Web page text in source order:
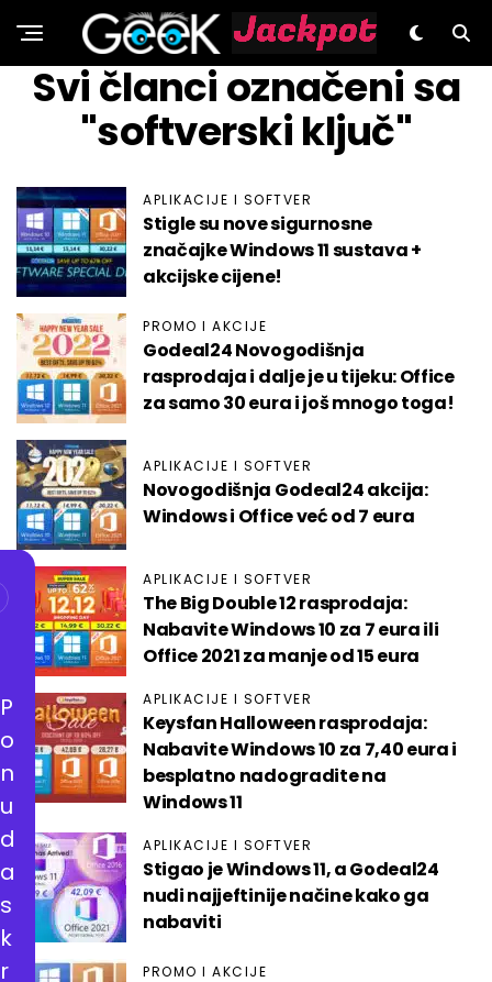
GeeK.hr
Svi članci označeni sa
"softverski ključ"
APLIKACIJE I SOFTVER
Stigle su nove sigurnosne
značajke Windows 11 sustava +
akcijske cijene!
PROMO I AKCIJE
Godeal24 Novogodišnja
rasprodaja i dalje je u tijeku: Office
za samo 30 eura i još mnogo toga!
APLIKACIJE I SOFTVER
Novogodišnja Godeal24 akcija:
Windows i Office već od 7 eura
APLIKACIJE I SOFTVER
The Big Double 12 rasprodaja:
Nabavite Windows 10 za 7 eura ili
Office 2021 za manje od 15 eura
APLIKACIJE I SOFTVER
Keysfan Halloween rasprodaja:
Nabavite Windows 10 za 7,40 eura i
besplatno nadogradite na
Windows 11
APLIKACIJE I SOFTVER
Stigao je Windows 11, a Godeal24
nudi najjeftinije načine kako ga
nabaviti
PROMO I AKCIJE
P
o
n
u
d
a
s
k
r